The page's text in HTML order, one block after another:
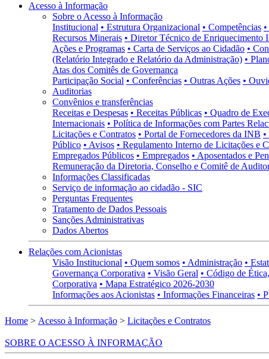
Acesso à Informação
Sobre o Acesso à Informação
Institucional • Estrutura Organizacional • Competências
Recursos Minerais • Diretor Técnico de Enriquecimento
Ações e Programas • Carta de Serviços ao Cidadão •
(Relatório Integrado e Relatório da Administração) •
Atas dos Comitês de Governança
Participação Social • Conferências • Outras Ações •
Auditorias
Convênios e transferências
Receitas e Despesas • Receitas Públicas • Quadro de
Internacionais • Política de Informações com Partes
Licitações e Contratos • Portal de Fornecedores da INB
Público • Avisos • Regulamento Interno de Licitações e
Empregados Públicos • Empregados • Aposentados e
Remuneração da Diretoria, Conselho e Comitê de
Informações Classificadas
Serviço de informação ao cidadão - SIC
Perguntas Frequentes
Tratamento de Dados Pessoais
Sanções Administrativas
Dados Abertos
Relações com Acionistas
Visão Institucional • Quem somos • Administração •
Governança Corporativa • Visão Geral • Código de
Corporativa • Mapa Estratégico 2026-2030
Informações aos Acionistas • Informações Financeiras •
Home > Acesso à Informação > Licitações e Contratos
SOBRE O ACESSO À INFORMAÇÃO